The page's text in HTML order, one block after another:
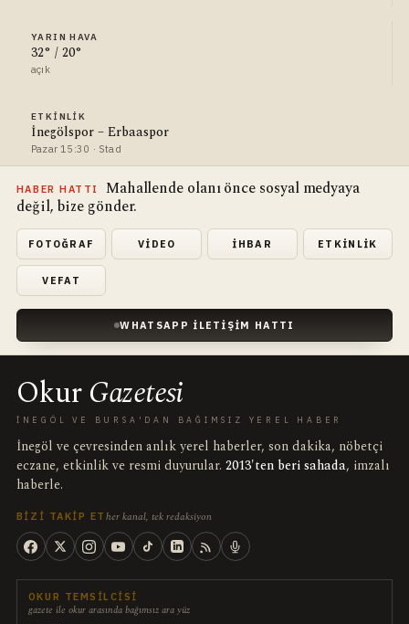
YARIN HAVA
32° / 20°
açık
ETKINLIK
İnegölspor – Erbaaspor
Pazar 15:30 · Stad
HABER HATTI
Mahallende olanı önce sosyal medyaya
değil, bize gönder.
FOTOĞRAF VIDEO İHBAR ETKINLIK
VEFAT
WHATSAPP İLETIŞIM HATTI
OkurGazetesi
İNEGÖL VE BURSA'DAN BAĞIMSIZ YEREL HABER
İnegöl ve çevresinden anlık yerel haberler, son dakika, nöbetçi
eczane, etkinlik ve resmi duyurular. 2013'ten beri sahada, imzalı
haberle.
BIZI TAKIP ET her kanal, tek redaksiyon
OKUR TEMSILCISI
gazete ile okur arasında bağımsız ara yüz